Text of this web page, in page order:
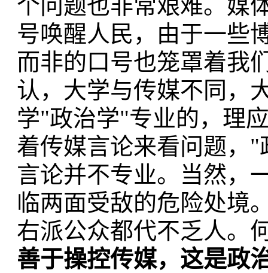
个问题也非常艰难。媒
号唤醒人民，由于一些
而非的口号也笼罩着我
认，大学与传媒不同，
学"政治学"专业的，理
着传媒言论来看问题，
言论并不专业。当然，
临两面受敌的危险处境
右派公众都代不乏人。
善于操控传媒，这是政